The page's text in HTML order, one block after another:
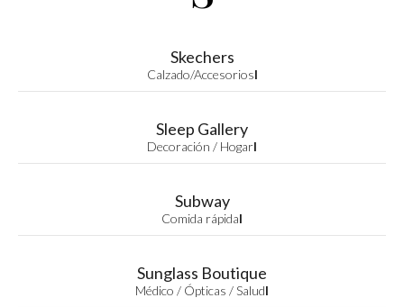
Skechers
Calzado/AccesoriosI
Sleep Gallery
Decoración / HogarI
Subway
Comida rápidaI
Sunglass Boutique
Médico / Ópticas / SaludI